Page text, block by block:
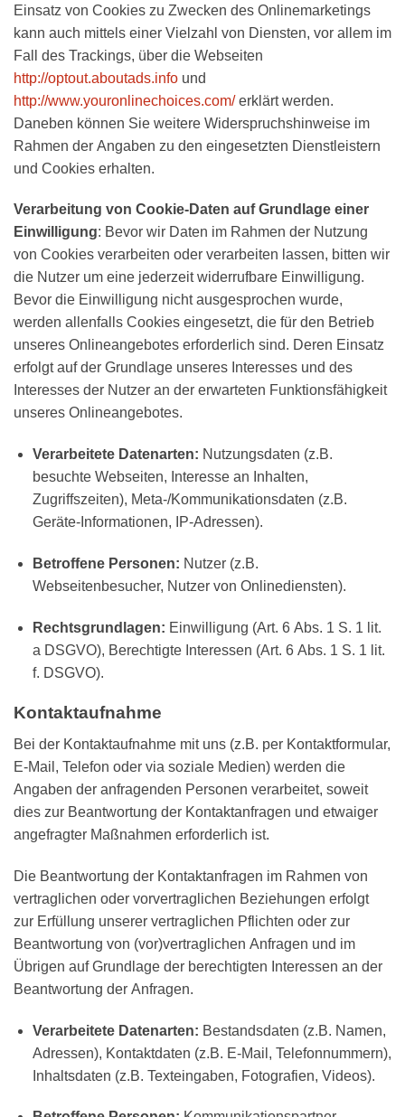
Einsatz von Cookies zu Zwecken des Onlinemarketings
kann auch mittels einer Vielzahl von Diensten, vor allem im
Fall des Trackings, über die Webseiten
http://optout.aboutads.info und
http://www.youronlinechoices.com/erklärt werden.
Daneben können Sie weitere Widerspruchshinweise im
Rahmen der Angaben zu den eingesetzten Dienstleistern
und Cookies erhalten.
Verarbeitung von Cookie-Daten auf Grundlage einer
Einwilligung: Bevor wir Daten im Rahmen der Nutzung
von Cookies verarbeiten oder verarbeiten lassen, bitten wir
die Nutzer um eine jederzeit widerrufbare Einwilligung.
Bevor die Einwilligung nicht ausgesprochen wurde,
werden allenfalls Cookies eingesetzt, die für den Betrieb
unseres Onlineangebotes erforderlich sind. Deren Einsatz
erfolgt auf der Grundlage unseres Interesses und des
Interesses der Nutzer an der erwarteten Funktionsfähigkeit
unseres Onlineangebotes.
Verarbeitete Datenarten: Nutzungsdaten (z.B.
besuchte Webseiten, Interesse an Inhalten,
Zugriffszeiten), Meta-/Kommunikationsdaten (z.B.
Geräte-Informationen, IP-Adressen).
Betroffene Personen: Nutzer (z.B.
Webseitenbesucher, Nutzer von Onlinediensten).
Rechtsgrundlagen: Einwilligung (Art. 6 Abs. 1 S. 1 lit.
a DSGVO), Berechtigte Interessen (Art. 6 Abs. 1 S. 1 lit.
f. DSGVO).
Kontaktaufnahme
Bei der Kontaktaufnahme mit uns (z.B. per Kontaktformular,
E-Mail, Telefon oder via soziale Medien) werden die
Angaben der anfragenden Personen verarbeitet, soweit
dies zur Beantwortung der Kontaktanfragen und etwaiger
angefragter Maßnahmen erforderlich ist.
Die Beantwortung der Kontaktanfragen im Rahmen von
vertraglichen oder vorvertraglichen Beziehungen erfolgt
zur Erfüllung unserer vertraglichen Pflichten oder zur
Beantwortung von (vor)vertraglichen Anfragen und im
Übrigen auf Grundlage der berechtigten Interessen an der
Beantwortung der Anfragen.
Verarbeitete Datenarten: Bestandsdaten (z.B. Namen,
Adressen), Kontaktdaten (z.B. E-Mail, Telefonnummern),
Inhaltsdaten (z.B. Texteingaben, Fotografien, Videos).